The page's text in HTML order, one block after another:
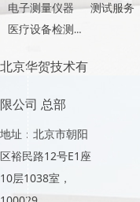
北京华贺技术有
限公司 总部
地址：北京市朝阳
区裕民路12号E1座
10层1038室，
电子测量仪器
医疗设备检测产品
测试服务